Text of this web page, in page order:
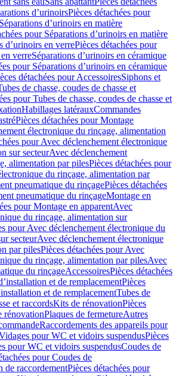
d’urinoirsPièces détachées pour
Séparations d’urinoirs en matière
pour Séparations d’urinoirs en matière
d’urinoirs en verrePièces détachées pour
verreSéparations d’urinoirs en céramique
pour Séparations d’urinoirs en céramique
détachées pour AccessoiresSiphons et
de chasse, coudes de chasse et
pour Tubes de chasse, coudes de chasse et
Habillages latérauxCommandes
Pièces détachées pour Montage
électronique du rinçage, alimentation
pour Avec déclenchement électronique
sur secteurAvec déclenchement
alimentation par pilesPièces détachées pour
du rinçage, alimentation par
pneumatique du rinçagePièces détachées
pneumatique du rinçageMontage en
pour Montage en apparentAvec
du rinçage, alimentation sur
pour Avec déclenchement électronique du
secteurAvec déclenchement électronique
par pilesPièces détachées pour Avec
du rinçage, alimentation par pilesAvec
du rinçageAccessoiresPièces détachées
et de remplacementPièces
et de remplacementTubes de
et raccordsKits de rénovationPièces
rénovationPlaques de fermetureAutres
Raccordements des appareils pour
pour WC et vidoirs suspendusPièces
pour WC et vidoirs suspendusCoudes de
pour Coudes de
de raccordementPièces détachées pour